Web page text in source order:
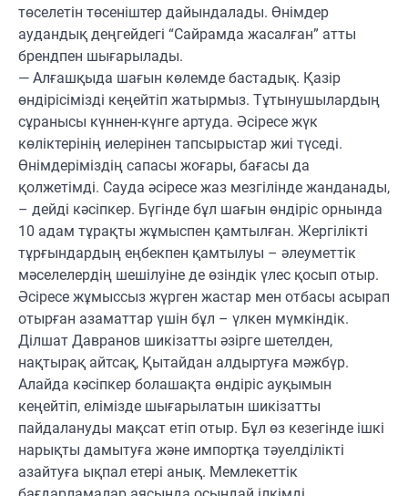
төселетін төсеніштер дайындалады. Өнімдер
аудандық деңгейдегі “Сайрамда жасалған” атты
брендпен шығарылады.
— Алғашқыда шағын көлемде бастадық. Қазір
өндірісімізді кеңейтіп жатырмыз. Тұтынушылардың
сұранысы күннен-күнге артуда. Әсіресе жүк
көліктерінің иелерінен тапсырыстар жиі түседі.
Өнімдеріміздің сапасы жоғары, бағасы да
қолжетімді. Сауда әсіресе жаз мезгілінде жанданады,
– дейді кәсіпкер. Бүгінде бұл шағын өндіріс орнында
10 адам тұрақты жұмыспен қамтылған. Жергілікті
тұрғындардың еңбекпен қамтылуы – әлеуметтік
мәселелердің шешілуіне де өзіндік үлес қосып отыр.
Әсіресе жұмыссыз жүрген жастар мен отбасы асырап
отырған азаматтар үшін бұл – үлкен мүмкіндік.
Ділшат Давранов шикізатты әзірге шетелден,
нақтырақ айтсақ, Қытайдан алдыртуға мәжбүр.
Алайда кәсіпкер болашақта өндіріс ауқымын
кеңейтіп, елімізде шығарылатын шикізатты
пайдалануды мақсат етіп отыр. Бұл өз кезегінде ішкі
нарықты дамытуға және импортқа тәуелділікті
азайтуға ықпал етері анық. Мемлекеттік